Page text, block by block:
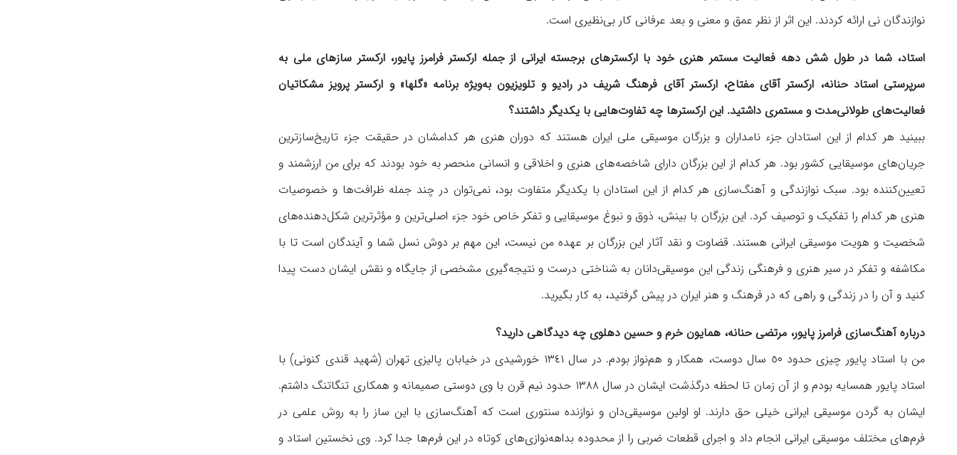
نوازندگان نی ارائه كردند. این اثر از نظر عمق و معنی و بعد عرفانی کار بی‌نظیری است.
استاد، شما در طول شش دهه فعالیت مستمر هنری خود با ارکسترهای برجسته ایرانی از جمله ارکستر فرامرز پایور، ارکستر سازهای ملی به
سرپرستی استاد حنانه، ارکستر آقای مفتاح، ارکستر آقای فرهنگ شریف در رادیو و تلویزیون به‌ویژه برنامه «گلها» و ارکستر پرویز مشکاتیان
فعالیت‌های طولانی‌مدت و مستمری داشتید. این ارکسترها چه تفاوت‌هایی با یکدیگر داشتند؟
ببینید هر کدام از این استادان جزء نامداران و بزرگان موسیقی ملی ایران هستند که دوران هنری هر کدامشان در حقیقت جزء تاریخ‌سازترین
جریان‌های موسیقایی کشور بود. هر کدام از این بزرگان دارای شاخصه‌های هنری و اخلاقی و انسانی منحصر به‌ خود بودند که برای من ارزشمند و
تعیین‌کننده بود. سبک نوازندگی و آهنگ‌سازی هر کدام از این استادان با یکدیگر متفاوت بود، نمی‌توان در چند جمله ظرافت‌ها و خصوصیات
هنری هر کدام را تفکیک و توصیف كرد. این بزرگان با بینش، ذوق و نبوغ موسیقایی و تفکر خاص خود جزء اصلی‌ترین و مؤثرترین شکل‌دهنده‌های
شخصیت و هویت موسیقی ایرانی هستند. قضاوت و نقد آثار این بزرگان بر عهده من نیست، این مهم بر دوش نسل شما و آیندگان است تا با
مکاشفه و تفکر در سیر هنری و فرهنگی زندگی این موسیقی‌دانان به شناختی درست و نتیجه‌گیری مشخصی از جایگاه و نقش ایشان دست پیدا
کنید و آن را در زندگی و راهی که در فرهنگ و هنر ایران در پیش گرفتید، به کار بگیرید.
درباره آهنگ‌سازی فرامرز پایور، مرتضی حنانه، همایون خرم و حسین دهلوی چه دیدگاهی دارید؟
من با استاد پایور چیزی حدود ٥٠ سال دوست، همکار و هم‌نواز بودم. در سال ١٣٤١
خورشیدی در خیابان پالیزی تهران (شهید قندی کنونی) با
استاد پایور همسایه بودم و از آن زمان تا لحظه درگذشت ایشان در سال ١٣٨٨ حدود نیم قرن با وی دوستی صمیمانه و همکاری تنگاتنگ داشتم.
ایشان به گردن موسیقی ایرانی خیلی حق دارند. او اولین موسیقی‌دان و نوازنده سنتوری است که آهنگ‌سازی با این ساز را به روش علمی در
فرم‌های مختلف موسیقی ایرانی انجام داد و اجرای قطعات ضربی را از محدوده بداهه‌نوازی‌های کوتاه در این فرم‌ها جدا كرد. وی نخستین استاد و